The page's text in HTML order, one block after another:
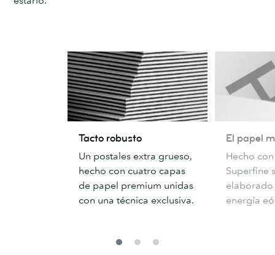
robusto
Tacto robusto
Un postales extra grueso,
hecho con cuatro capas
de papel premium unidas
con una técnica exclusiva.
papel
más
elegante
El papel
Hecho
Superfine
elaborado
energía